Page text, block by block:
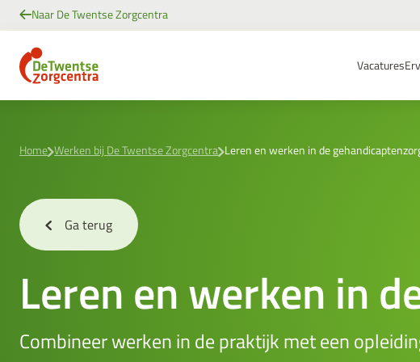
naar
inhoud
Naar De Twentse Zorgcentra
Header Vacatures
Home Werken bij De Twentse Zorgcentra Leren en werken in de
Ga terug
Leren en werken in
Combineer werken in de praktijk met een